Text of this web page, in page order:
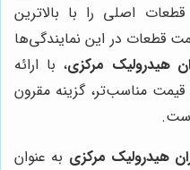
اصلی را با بالاترین
قطعات در این نمایندگی‌ها
هیدرولیک مرکزی، با ارائه
مناسب‌تر، گزینه مقرون
هیدرولیک مرکزی به عنوان